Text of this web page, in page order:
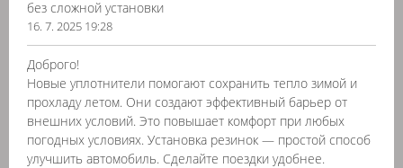
без сложной установки
16. 7. 2025 19:28
Доброго!
Новые уплотнители помогают сохранить тепло зимой и
прохладу летом. Они создают эффективный барьер от
внешних условий. Это повышает комфорт при любых
погодных условиях. Установка резинок — простой способ
улучшить автомобиль. Сделайте поездки удобнее.